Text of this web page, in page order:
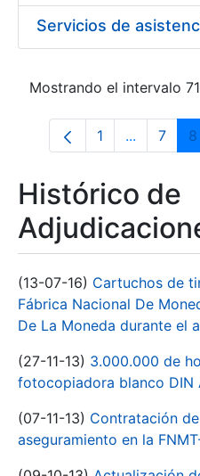
Mostrando el intervalo
Página
1 ...Páginas
7 8
Histórico de
(13-07-16) Cartuchos de
Fábrica Nacional De
De La Moneda durante el
(27-11-13) 3.000.000 de
fotocopiadora blanco DIN
(07-11-13) Contratación
aseguramiento en la